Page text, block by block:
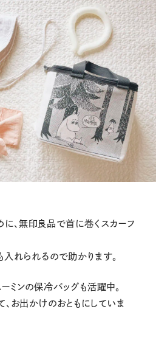
、無印良品で首に巻くスカーフ
入れられるので助かります。
ミンの保冷バッグも活躍中。
お出かけのおともにしていま